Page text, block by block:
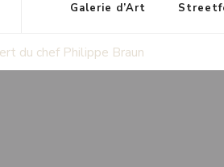
Galerie d’Art
du chef Philippe Braun